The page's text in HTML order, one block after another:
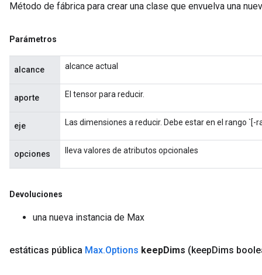
Método de fábrica para crear una clase que envuelva una
Parámetros
alcance alcance actual
aporte El tensor para reducir.
eje Las dimensiones a reducir. Debe estar en el rango
opciones lleva valores de atributos opcionales
Devoluciones
una nueva instancia de Max
estáticas pública Max.Options keepDims (keepDims